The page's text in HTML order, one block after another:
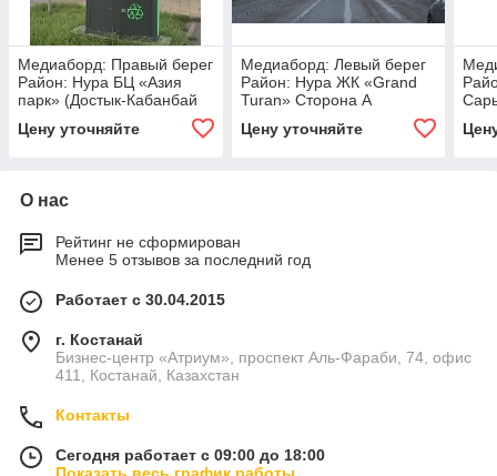
Медиаборд: Правый берег
Район: Нура БЦ «Азия
парк» (Достык-Кабанбай
Цену уточняйте
Медиаборд: Левый берег
Район: Нура ЖК «Grand
Turan» Сторона А
Цену уточняйте
О нас
Рейтинг не сформирован
Менее 5 отзывов за последний год
Работает с 30.04.2015
г. Костанай
Бизнес-центр «Атриум», проспект Аль-Фараби, 74, офис
411, Костанай, Казахстан
Контакты
Сегодня работает с 09:00 до 18:00